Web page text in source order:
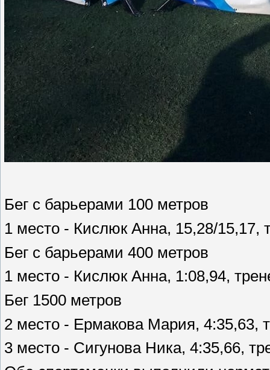
Бег с барьерами 100 метров
1 место - Кислюк Анна, 15,28/15,17,
Бег с барьерами 400 метров
1 место - Кислюк Анна, 1:08,94,
Бег 1500 метров
2 место - Ермакова Мария, 4:35,63,
3 место - Сигунова Ника, 4:35,66,